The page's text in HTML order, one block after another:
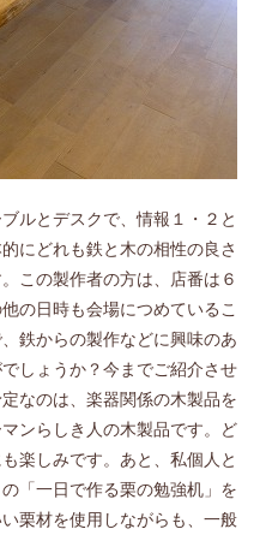
ルとデスクで、情報１・２と
にどれも鉄と木の相性の良さ
この製作者の方は、店番は６
の日時も会場につめているこ
鉄からの製作などに興味のあ
しょうか？今までご紹介させ
なのは、楽器関係の木製品を
ンらしき人の木製品です。ど
楽しみです。あと、私個人と
「一日で作る栗の勉強机」を
栗材を使用しながらも、一般